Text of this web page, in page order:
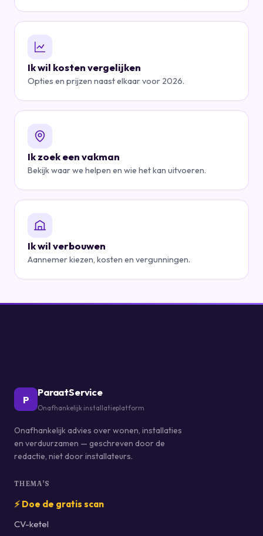
Ik wil kosten vergelijken
Opties en prijzen naast elkaar voor 2026.
Ik zoek een vakman
Bekijk waar we helpen en wie het kan uitvoeren.
Ik wil verbouwen
Aannemer kiezen, kosten en vergunningen.
P
ParaatService
Onafhankelijk installatieplatform
Onafhankelijk advies over wonen, installaties
en verduurzamen — geschreven door de
redactie, niet door installateurs.
THEMA'S
⚡ Doe de gratis scan
CV-ketel